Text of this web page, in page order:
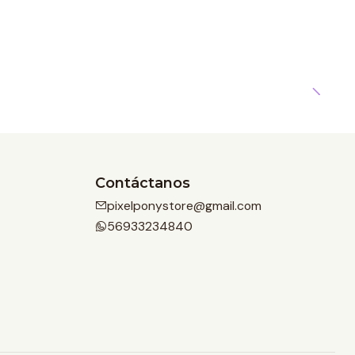
Contáctanos
pixelponystore@gmail.com
56933234840